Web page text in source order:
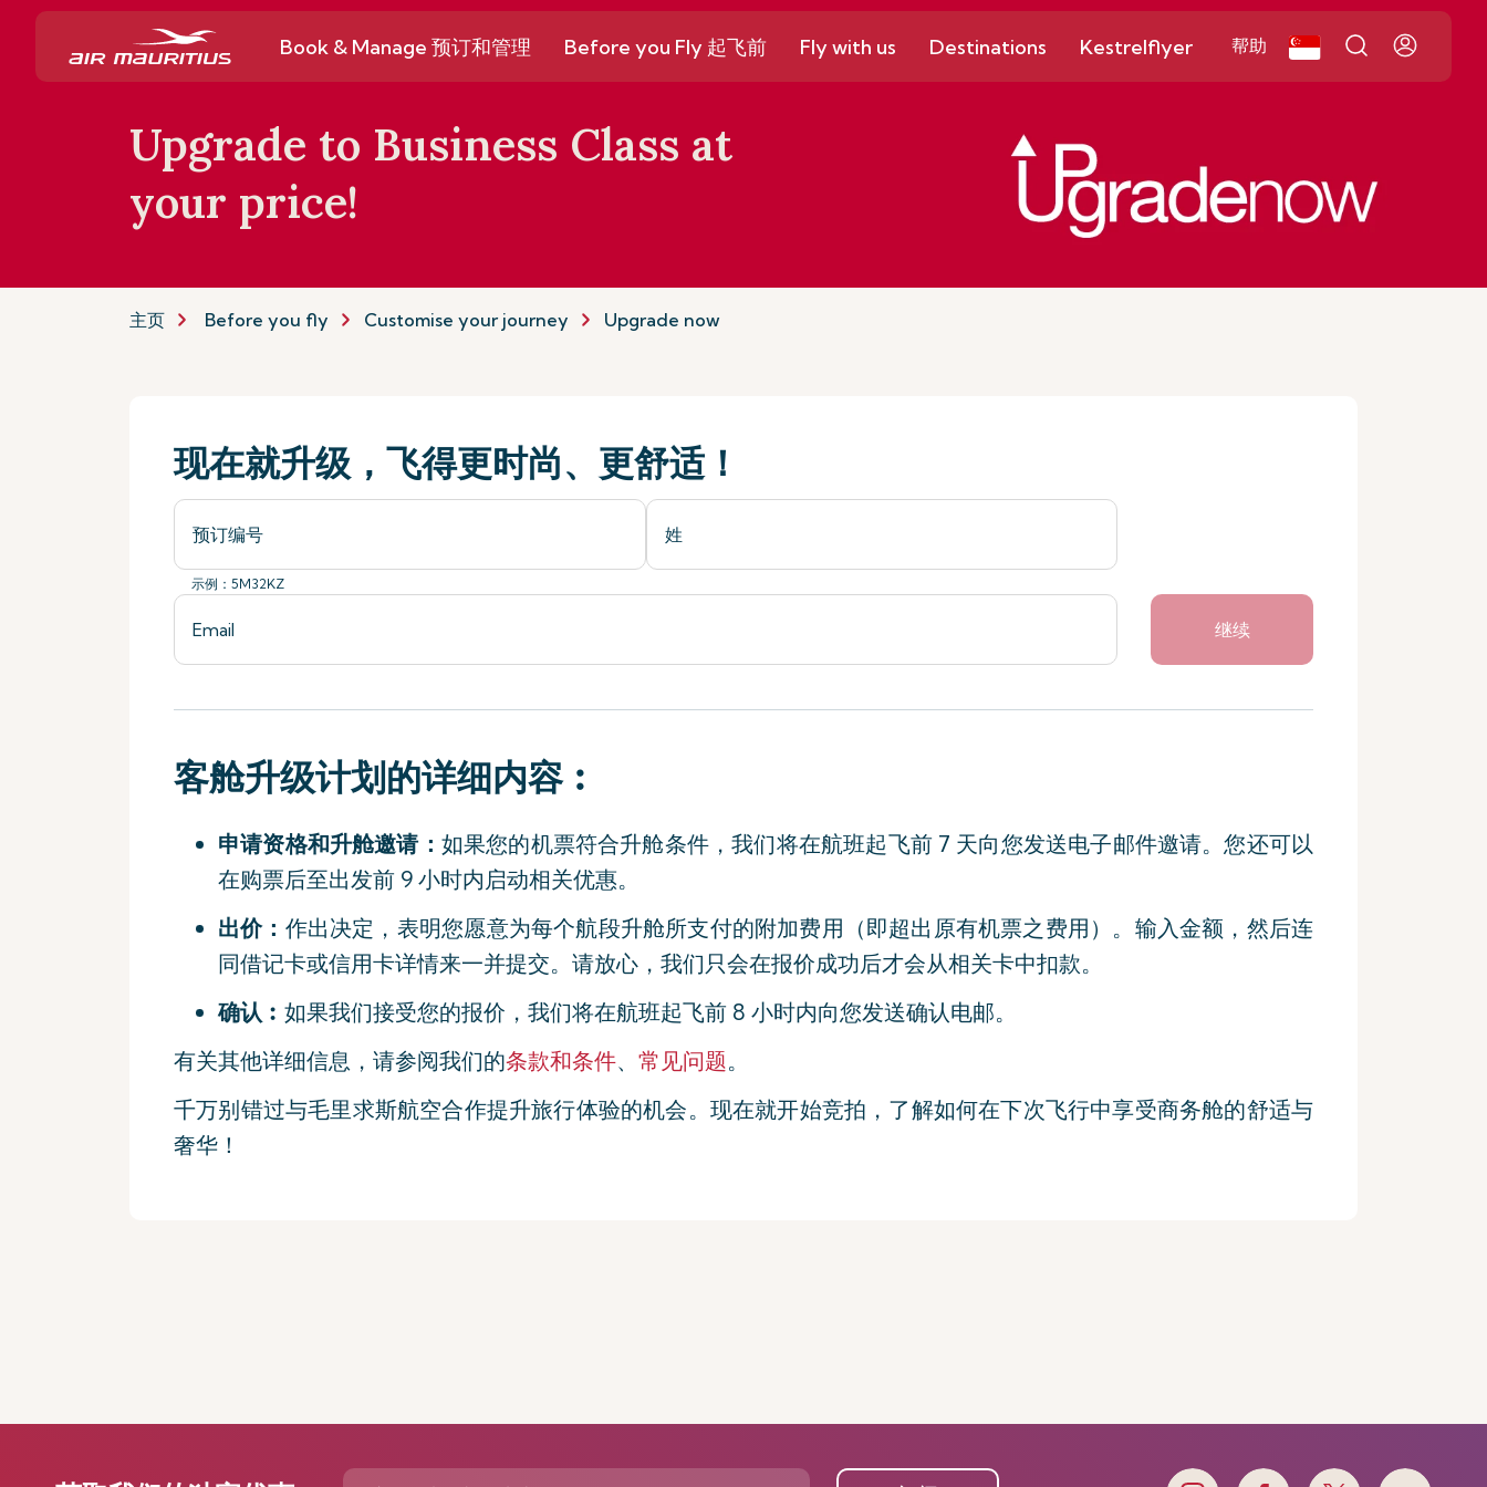
Book & Manage 预订和管理 Before you Fly 起飞前 Fly with us Destinations Kestrelflyer 帮助
Upgrade to Business Class at
your price!
主页 Before you fly Customise your journey Upgrade now
现在就升级，飞得更时尚、更舒适！
示例：5M32KZ
继续
客舱升级计划的详细内容︰
申请资格和升舱邀请： 如果您的机票符合升舱条件，我们将在航班起飞前 7 天向您发送电子邮件邀请。您还可以
在购票后至出发前 9 小时内启动相关优惠。
出价： 作出决定，表明您愿意为每个航段升舱所支付的附加费用（即超出原有机票之费用）。输入金额，然后连
同借记卡或信用卡详情来一并提交。请放心，我们只会在报价成功后才会从相关卡中扣款。
确认︰ 如果我们接受您的报价，我们将在航班起飞前 8 小时内向您发送确认电邮。
有关其他详细信息，请参阅我们的条款和条件、 常见问题。
千万别错过与毛里求斯航空合作提升旅行体验的机会。现在就开始竞拍，了解如何在下次飞行中享受商务舱的舒适与
奢华！